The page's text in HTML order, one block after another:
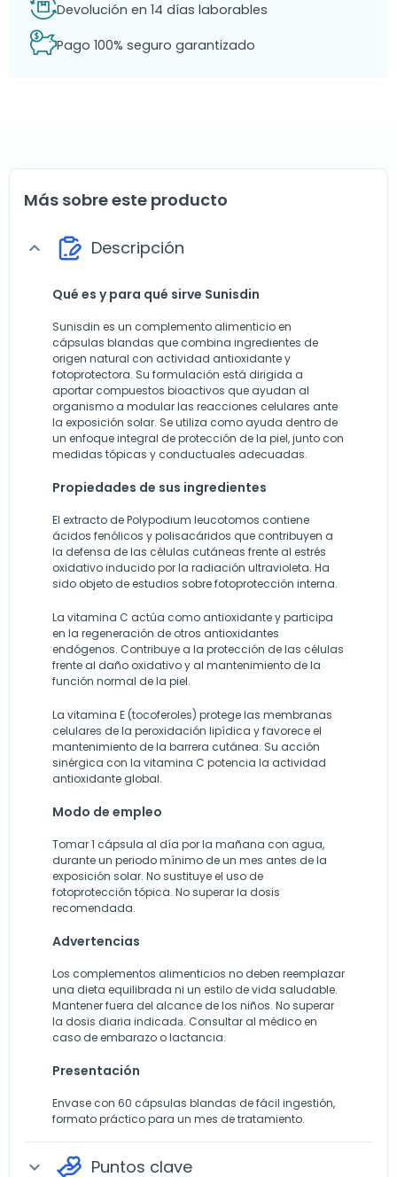
Devolución en 14 días laborables
Pago 100% seguro garantizado
Más sobre este producto
expand_more Descripción
Qué es y para qué sirve Sunisdin
Sunisdin es un complemento alimenticio en
cápsulas blandas que combina ingredientes de
origen natural con actividad antioxidante y
fotoprotectora. Su formulación está dirigida a
aportar compuestos bioactivos que ayudan al
organismo a modular las reacciones celulares ante
la exposición solar. Se utiliza como ayuda dentro de
un enfoque integral de protección de la piel, junto con
medidas tópicas y conductuales adecuadas.
Propiedades de sus ingredientes
El extracto de Polypodium leucotomos contiene
ácidos fenólicos y polisacáridos que contribuyen a
la defensa de las células cutáneas frente al estrés
oxidativo inducido por la radiación ultravioleta. Ha
sido objeto de estudios sobre fotoprotección interna.
La vitamina C actúa como antioxidante y participa
en la regeneración de otros antioxidantes
endógenos. Contribuye a la protección de las células
frente al daño oxidativo y al mantenimiento de la
función normal de la piel.
La vitamina E (tocoferoles) protege las membranas
celulares de la peroxidación lipídica y favorece el
mantenimiento de la barrera cutánea. Su acción
sinérgica con la vitamina C potencia la actividad
antioxidante global.
Modo de empleo
Tomar 1 cápsula al día por la mañana con agua,
durante un periodo mínimo de un mes antes de la
exposición solar. No sustituye el uso de
fotoprotección tópica. No superar la dosis
recomendada.
Advertencias
Los complementos alimenticios no deben reemplazar
una dieta equilibrada ni un estilo de vida saludable.
Mantener fuera del alcance de los niños. No superar
la dosis diaria indicadа. Consultar al médico en
caso de embarazo o lactancia.
Presentación
Envase con 60 cápsulas blandas de fácil ingestión,
formato práctico para un mes de tratamiento.
expand_more Puntos clave